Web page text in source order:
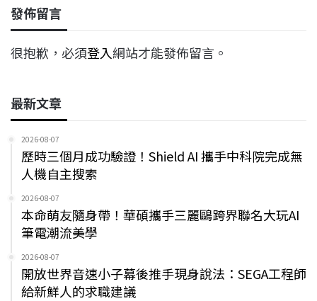
發佈留言
很抱歉，必須登入網站才能發佈留言。
最新文章
2026-08-07
歷時三個月成功驗證！Shield AI 攜手中科院完成無
人機自主搜索
2026-08-07
本命萌友隨身帶！華碩攜手三麗鷗跨界聯名大玩AI
筆電潮流美學
2026-08-07
開放世界音速小子幕後推手現身說法：SEGA工程師
給新鮮人的求職建議